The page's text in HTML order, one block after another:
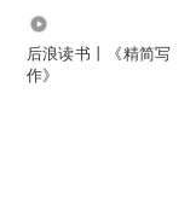
后浪读书丨《精简写
作》